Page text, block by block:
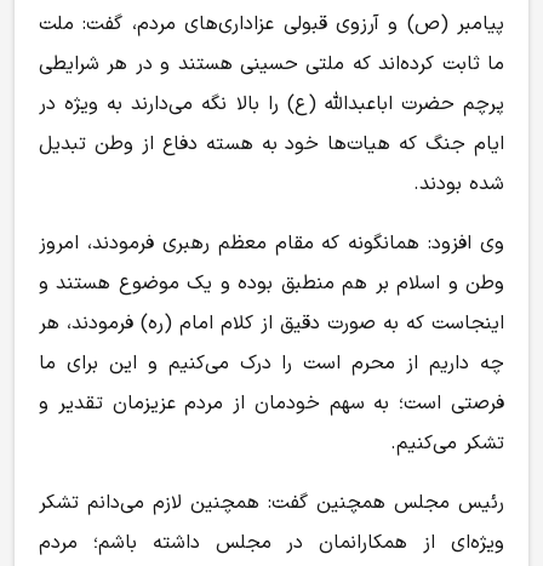
پیامبر (ص) و آرزوی قبولی عزاداری‌های مردم، گفت: ملت
ما ثابت کرده‌اند که ملتی حسینی هستند و در هر شرایطی
پرچم حضرت اباعبدالله (ع) را بالا نگه می‌دارند به ویژه در
ایام جنگ که هیات‌ها خود به هسته دفاع از وطن تبدیل
شده بودند.
وی افزود: همانگونه که مقام معظم رهبری فرمودند، امروز
وطن و اسلام بر هم منطبق بوده و یک موضوع هستند و
اینجاست که به صورت دقیق از کلام امام (ره) فرمودند، هر
چه داریم از محرم است را درک می‌کنیم و این برای ما
فرصتی است؛ به سهم خودمان از مردم عزیزمان تقدیر و
تشکر می‌کنیم.
رئیس مجلس همچنین گفت: همچنین لازم می‌دانم تشکر
ویژه‌ای از همکارانمان در مجلس داشته باشم؛ مردم